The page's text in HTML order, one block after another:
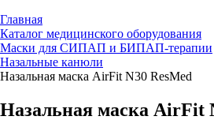
Главная
Каталог медицинского оборудования
Маски для СИПАП и БИПАП-терапии
Назальные канюли
Назальная маска AirFit N30 ResMed
Назальная маска AirFit